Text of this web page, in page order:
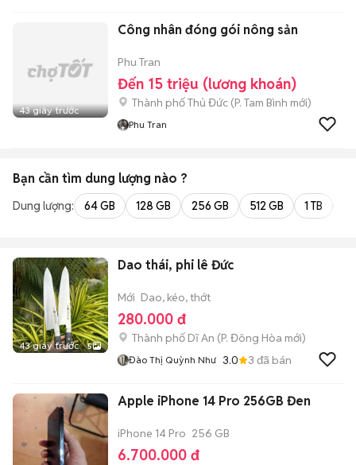
43 giây trước
Công nhân đóng gói nông sản
Phu Tran
Đến 15 triệu (lương khoán)
Thành phố Thủ Đức (P. Tam Bình mới)
Phu Tran
Bạn cần tìm dung lượng nào ?
Dung lượng: 64 GB 128 GB 256 GB 512 GB 1 TB
43 giây trước 5
Dao thái, phi lê Đức
Mới Dao, kéo, thớt
280.000 đ
Thành phố Dĩ An (P. Đông Hòa mới)
Đào Thị Quỳnh Như 3.0 3 đã bán
Apple iPhone 14 Pro 256GB Đen
iPhone 14 Pro 256 GB
6.700.000 đ